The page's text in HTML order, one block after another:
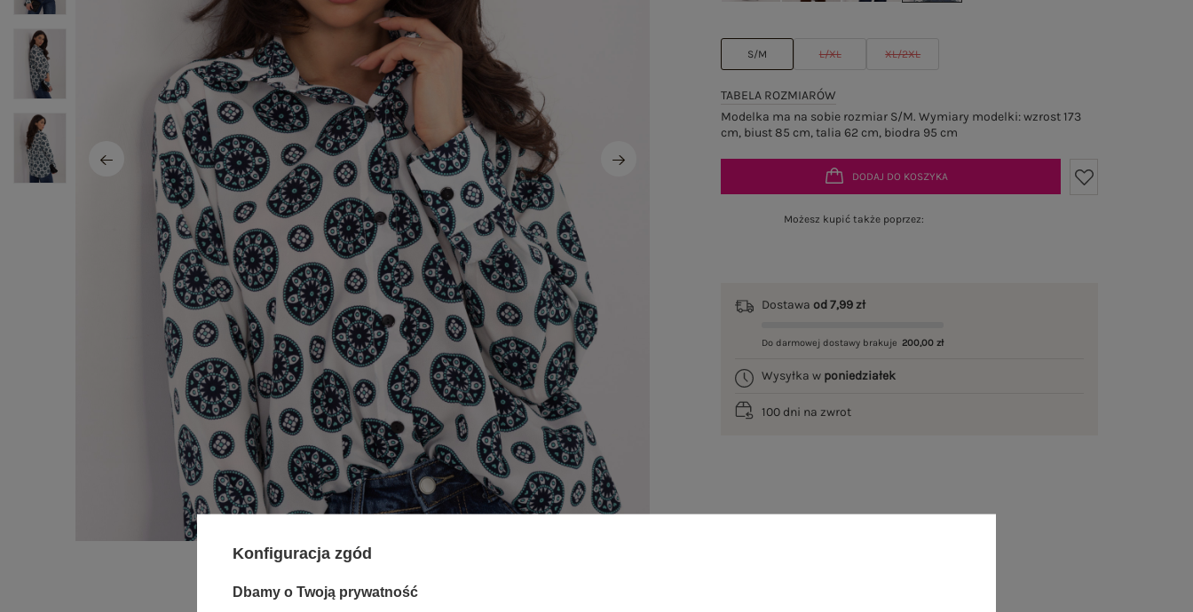
S/M L/XL XL/2XL
TABELA ROZMIARÓW
Modelka ma na sobie rozmiar S/M. Wymiary modelki: wzrost 173
cm, biust 85 cm, talia 62 cm, biodra 95 cm
DODAJ DO KOSZYKA
Możesz kupić także poprzez:
Dostawaod 7,99 zł
Do darmowej dostawy brakuje 200,00 zł
Wysyłka w poniedziałek
100 dni na zwrot
Konfiguracja zgód
Dbamy o Twoją prywatność